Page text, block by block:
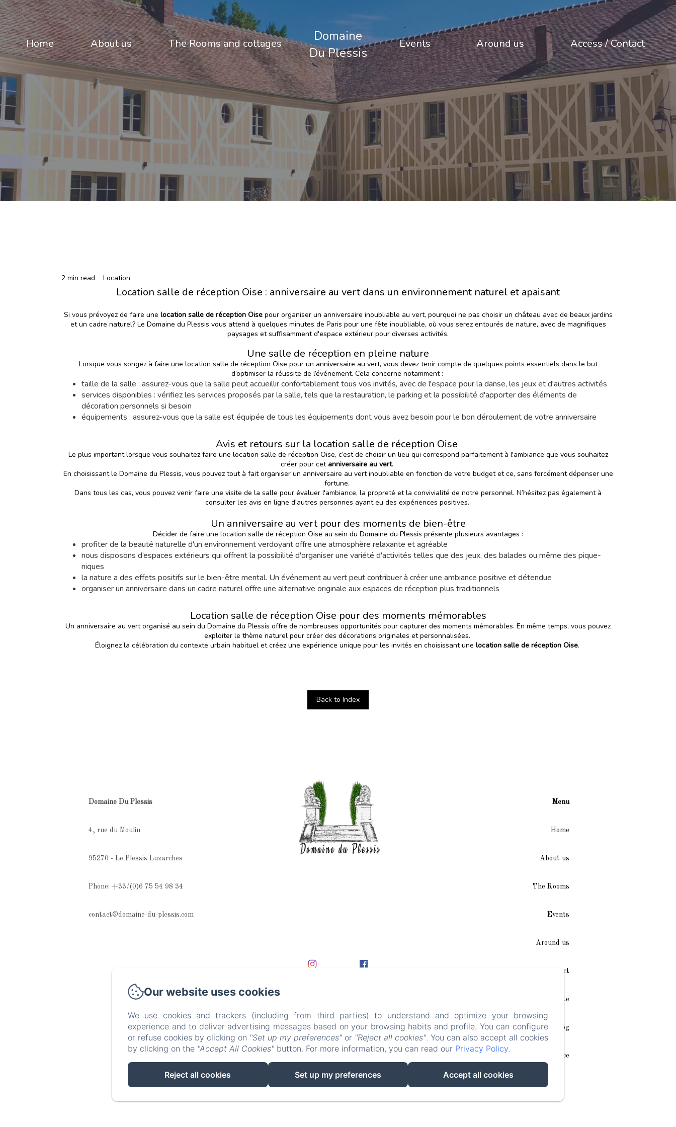
Home About us The Rooms and cottages
Domaine
Du Plessis
Events Around us Access / Contact
2 min read Location
Location salle de réception Oise : anniversaire au vert dans un environnement naturel et apaisant
Si vous prévoyez de faire une location salle de réception Oisepour organiser un anniversaire inoubliable au vert, pourquoi ne pas choisir un château avec de beaux jardins
et un cadre naturel? Le Domaine du Plessis vous attend à quelques minutes de Paris pour une fête inoubliable, où vous serez entourés de nature, avec de magnifiques
paysages et suffisamment d'espace extérieur pour diverses activités.
Une salle de réception en pleine nature
Lorsque vous songez à faire une location salle de réception Oise pour un anniversaire au vert, vous devez tenir compte de quelques points essentiels dans le but
d’optimiser la réussite de l’événement. Cela concerne notamment :
taille de la salle : assurez-vous que la salle peut accueillir confortablement tous vos invités, avec de l'espace pour la danse, les jeux et d'autres activités
services disponibles : vérifiez les services proposés par la salle, tels que la restauration, le parking et la possibilité d'apporter des éléments de
décoration personnels si besoin
équipements : assurez-vous que la salle est équipée de tous les équipements dont vous avez besoin pour le bon déroulement de votre anniversaire
Avis et retours sur la location salle de réception Oise
Le plus important lorsque vous souhaitez faire une location salle de réception Oise, c’est de choisir un lieu qui correspond parfaitement à l'ambiance que vous souhaitez
créer pour cetanniversaire au vert.
En choisissant le Domaine du Plessis, vous pouvez tout à fait organiser un anniversaire au vert inoubliable en fonction de votre budget et ce, sans forcément dépenser une
fortune.
Dans tous les cas, vous pouvez venir faire une visite de la salle pour évaluer l'ambiance, la propreté et la convivialité de notre personnel. N’hésitez pas également à
consulter les avis en ligne d'autres personnes ayant eu des expériences positives.
Un anniversaire au vert pour des moments de bien-être
Décider de faire une location salle de réception Oise au sein du Domaine du Plessis présente plusieurs avantages :
profiter de la beauté naturelle d'un environnement verdoyant offre une atmosphère relaxante et agréable
nous disposons d’espaces extérieurs qui offrent la possibilité d'organiser une variété d'activités telles que des jeux, des balades ou même des pique-
niques
la nature a des effets positifs sur le bien-être mental. Un événement au vert peut contribuer à créer une ambiance positive et détendue
organiser un anniversaire dans un cadre naturel offre une alternative originale aux espaces de réception plus traditionnels
Location salle de réception Oise pour des moments mémorables
Un anniversaire au vert organisé au sein du Domaine du Plessis offre de nombreuses opportunités pour capturer des moments mémorables. En même temps, vous pouvez
exploiter le thème naturel pour créer des décorations originales et personnalisées.
Éloignez la célébration du contexte urbain habituel et créez une expérience unique pour les invités en choisissant une location salle de réception Oise.
Back to Index
Domaine Du Plessis
4, rue du Moulin
95270 - Le Plessis Luzarches
Phone: +33/(0)6 75 54 98 34
contact@domaine-du-plessis.com
EN FR DE
Menu
Home
About us
The Rooms
Events
Around us
Access / Contact
Plan du site
Blog
Legal notice
Our website uses cookies
We use cookies and trackers (including from third parties) to understand and optimize your browsing
experience and to deliver advertising messages based on your browsing habits and profile. You can configure
or refuse cookies by clicking on "Set up my preferences" or "Reject all cookies". You can also accept all cookies
by clicking on the "Accept All Cookies" button. For more information, you can read our Privacy Policy.
Reject all cookies Set up my preferences Accept all cookies